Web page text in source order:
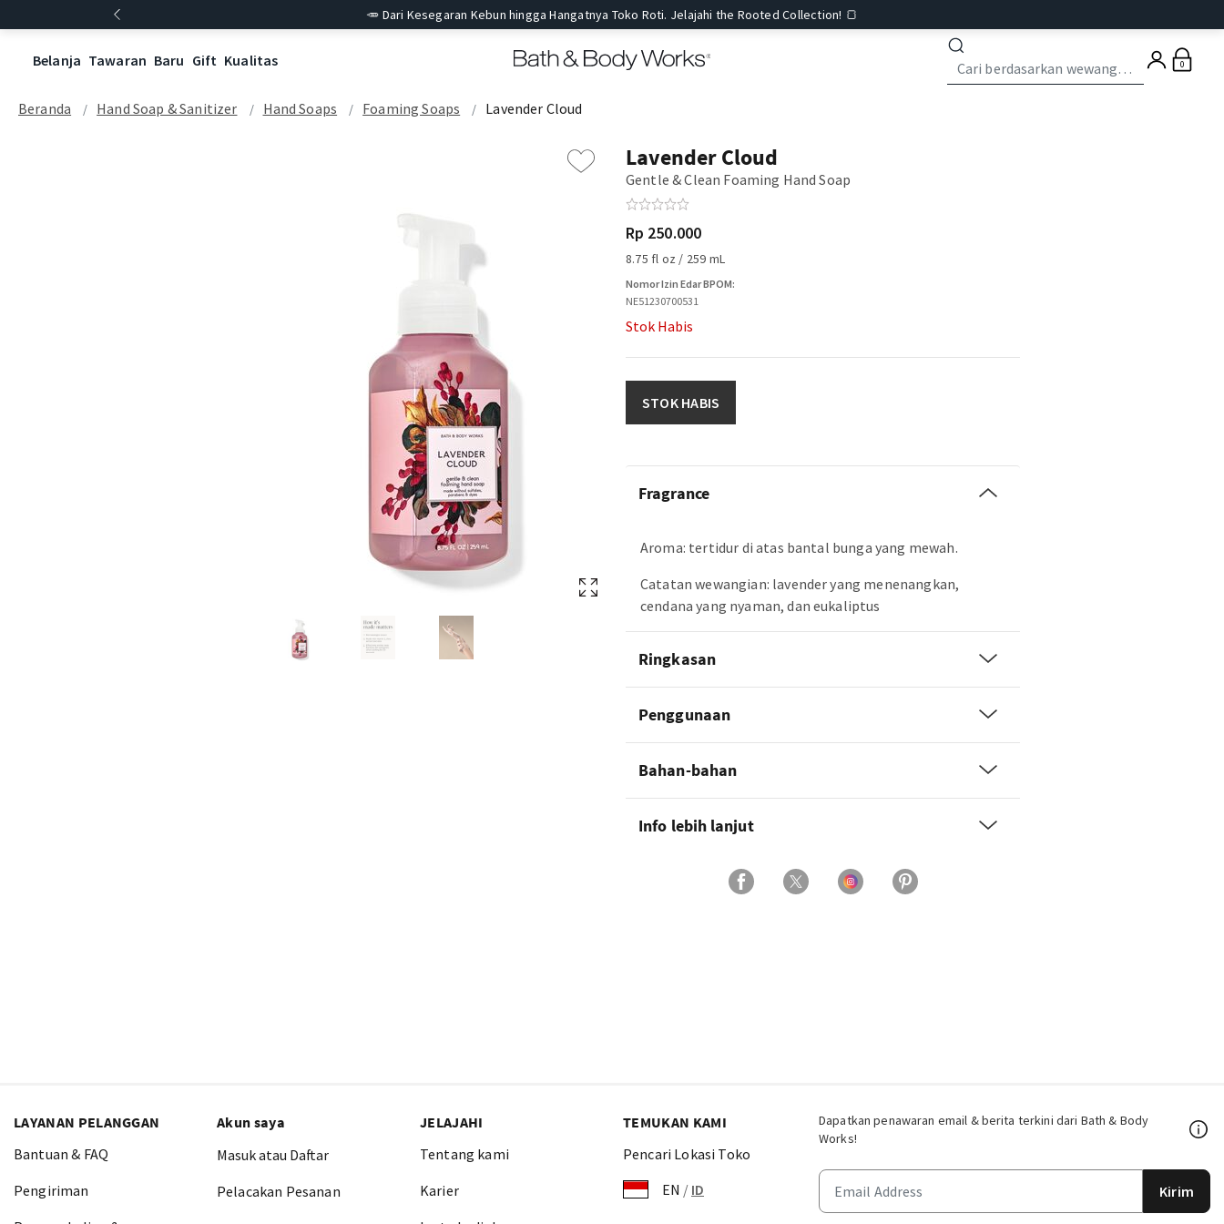
🥕 Dari Kesegaran Kebun hingga Hangatnya Toko Roti. Jelajahi the Rooted Collection! 🍞
Belanja Tawaran Baru Gift Kualitas 0
Beranda Hand Soap & Sanitizer Hand Soaps Foaming Soaps Lavender Cloud
Lavender Cloud
Gentle & Clean Foaming Hand Soap
Rp 250.000
8.75 fl oz / 259 mL
Nomor Izin Edar BPOM:
NE51230700531
Stok Habis
STOK HABIS
Fragrance
Aroma: tertidur di atas bantal bunga yang mewah.
Catatan wewangian: lavender yang menenangkan,
cendana yang nyaman, dan eukaliptus
Ringkasan
Penggunaan
Bahan-bahan
Info lebih lanjut
Dapatkan penawaran email & berita terkini dari Bath & Body
Works!
Kirim
LAYANAN PELANGGAN
Bantuan & FAQ
Pengiriman
Akun saya
Masuk atau Daftar
Pelacakan Pesanan
JELAJAHI
Tentang kami
Karier
TEMUKAN KAMI
Pencari Lokasi Toko
EN / ID